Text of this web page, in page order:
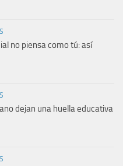
no piensa como tú: así
dejan una huella educativa